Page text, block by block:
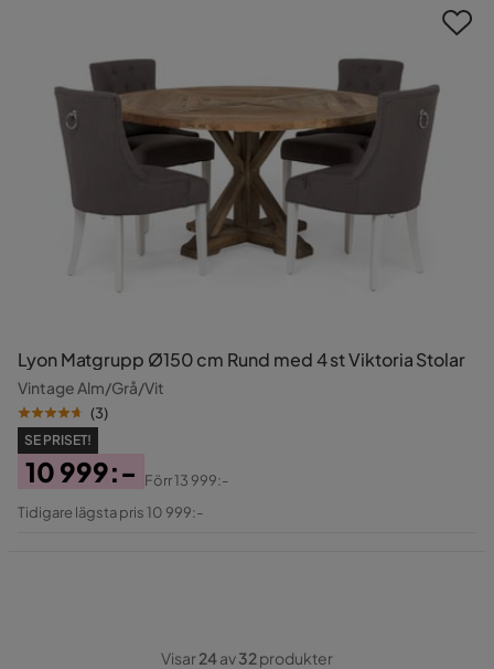
Lyon Matgrupp Ø150 cm Rund med 4 st Viktoria Stolar
Vintage Alm/Grå/Vit
(3)
SE PRISET!
Pris
10 999:-
Original
Förr13 999:-
Tidigare lägsta pris 10 999:-
Visar24av32produkter